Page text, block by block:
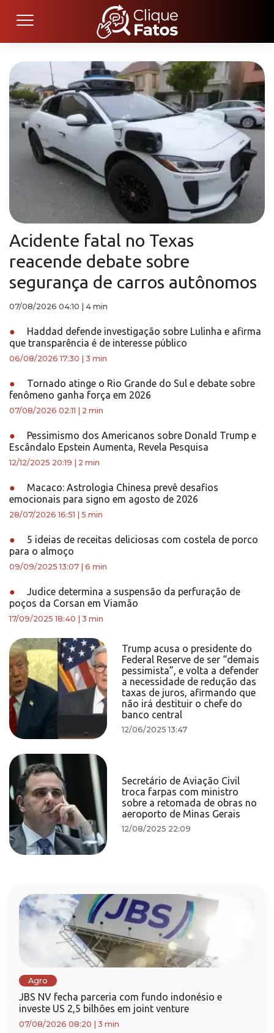
Acidente fatal no Texas
reacende debate sobre
segurança de carros autônomos
07/08/2026 04:10 4 min
●
Haddad defende investigação sobre Lulinha e afirma
que transparência é de interesse público
06/08/2026 17:30 3 min
●
Tornado atinge o Rio Grande do Sul e debate sobre
fenômeno ganha força em 2026
07/08/2026 02:11 2 min
●
Pessimismo dos Americanos sobre Donald Trump e
Escândalo Epstein Aumenta, Revela Pesquisa
12/12/2025 20:19 2 min
●
Macaco: Astrologia Chinesa prevê desafios
emocionais para signo em agosto de 2026
28/07/2026 16:51 5 min
●
5 ideias de receitas deliciosas com costela de porco
para o almoço
09/09/2025 13:07 6 min
●
Judice determina a suspensão da perfuração de
poços da Corsan em Viamão
17/09/2025 18:40 3 min
Trump acusa o presidente do
Federal Reserve de ser “demais
pessimista”, e volta a defender
a necessidade de redução das
taxas de juros, afirmando que
não irá destituir o chefe do
banco central
12/06/2025 13:47
Secretário de Aviação Civil
troca farpas com ministro
sobre a retomada de obras no
aeroporto de Minas Gerais
12/08/2025 22:09
Agro
JBS NV fecha parceria com fundo indonésio e
investe US 2,5 bilhões em joint venture
07/08/2026 08:20 3 min